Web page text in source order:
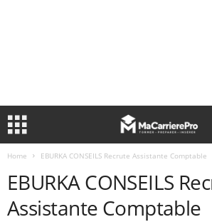
Home EBURKA CONSEILS Recrute Assistante Comptable
EBURKA CONSEILS
Assistante Comptable